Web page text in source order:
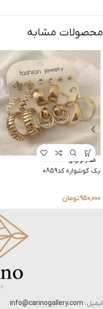
محصولات مشابه
اتمام موجودی
پک گوشواره کد0859
950,000تومان
ایمیل: info@carinogallery.com